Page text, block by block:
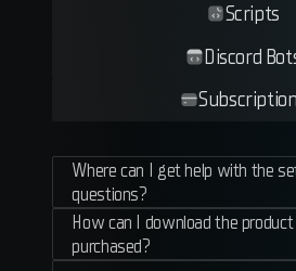
Scripts
Discord
Where can I get help with the
questions?
How can I download the
purchased?